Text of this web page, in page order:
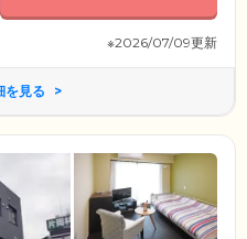
※2026/07/09更新
を見る